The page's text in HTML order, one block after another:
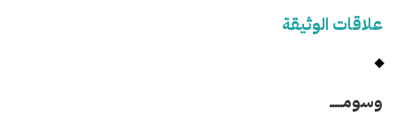
علاقات الوثيقة
وسومـــــ